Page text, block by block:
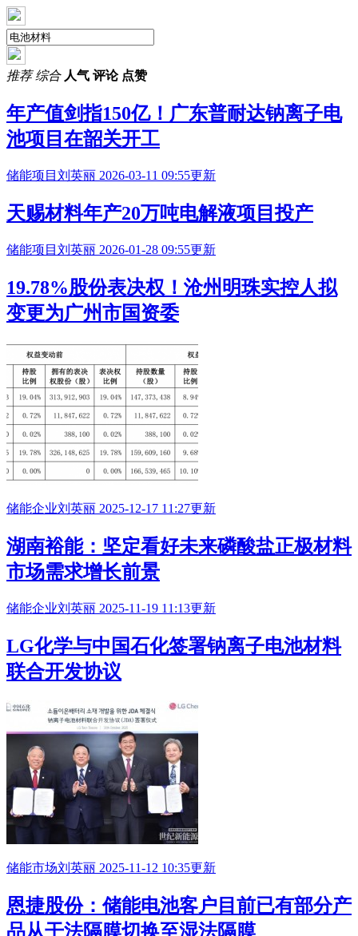
推荐 综合 人气 评论 点赞
年产值剑指150亿！广东普耐达钠离子电
池项目在韶关开工
储能项目 刘英丽 2026-03-11 09:55更新
天赐材料年产20万吨电解液项目投产
储能项目 刘英丽 2026-01-28 09:55更新
19.78%股份表决权！沧州明珠实控人拟
变更为广州市国资委
储能企业刘英丽 2025-12-17 11:27更新
湖南裕能：坚定看好未来磷酸盐正极材料
市场需求增长前景
储能企业刘英丽 2025-11-19 11:13更新
LG化学与中国石化签署钠离子电池材料
联合开发协议
储能市场刘英丽 2025-11-12 10:35更新
恩捷股份：储能电池客户目前已有部分产
品从干法隔膜切换至湿法隔膜